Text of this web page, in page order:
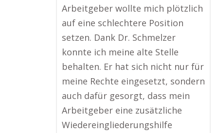
Arbeitgeber wollte mich plötzlich
auf eine schlechtere Position
setzen. Dank Dr. Schmelzer
konnte ich meine alte Stelle
behalten. Er hat sich nicht nur für
meine Rechte eingesetzt, sondern
auch dafür gesorgt, dass mein
Arbeitgeber eine zusätzliche
Wiedereingliederungshilfe